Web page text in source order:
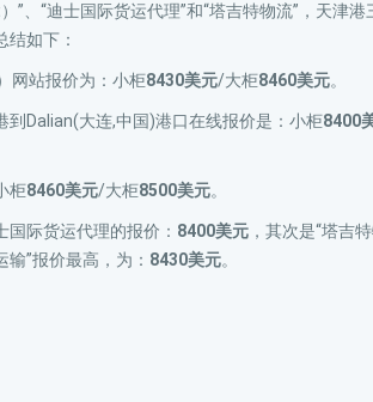
”、“迪士国际货运代理”和“塔吉特物流”，天津港
如下：
网站报价为：小柜8430美元/大柜8460美元。
到Dalian(大连,中国)港口在线报价是：小柜8400
柜8460美元/大柜8500美元。
际货运代理的报价： 8400美元，其次是“塔吉
输”报价最高，为： 8430美元。